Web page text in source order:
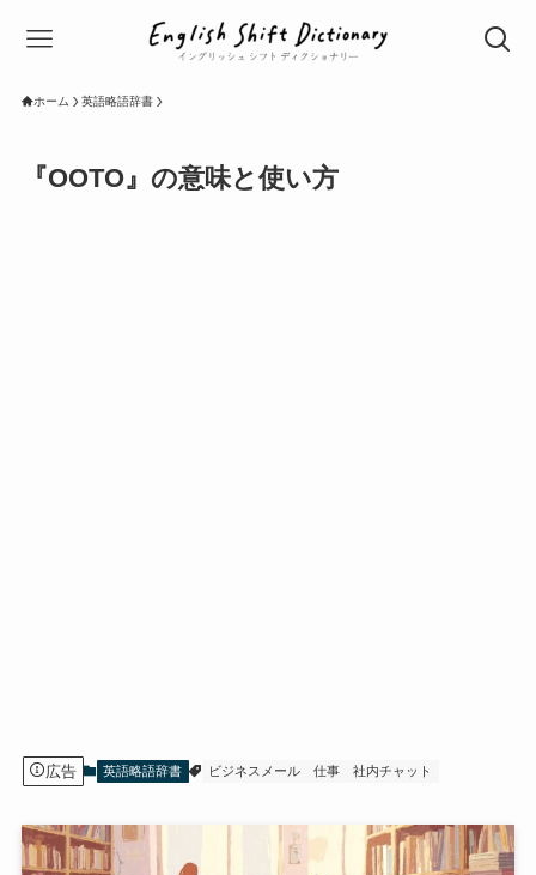
ホーム 英語略語辞書
『OOTO』の意味と使い方
広告 英語略語辞書 ビジネスメール 仕事 社内チャット